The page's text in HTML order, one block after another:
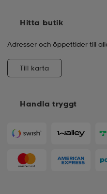
Handla tryggt
Hitta butik
Adresser och öppettider till
Till karta